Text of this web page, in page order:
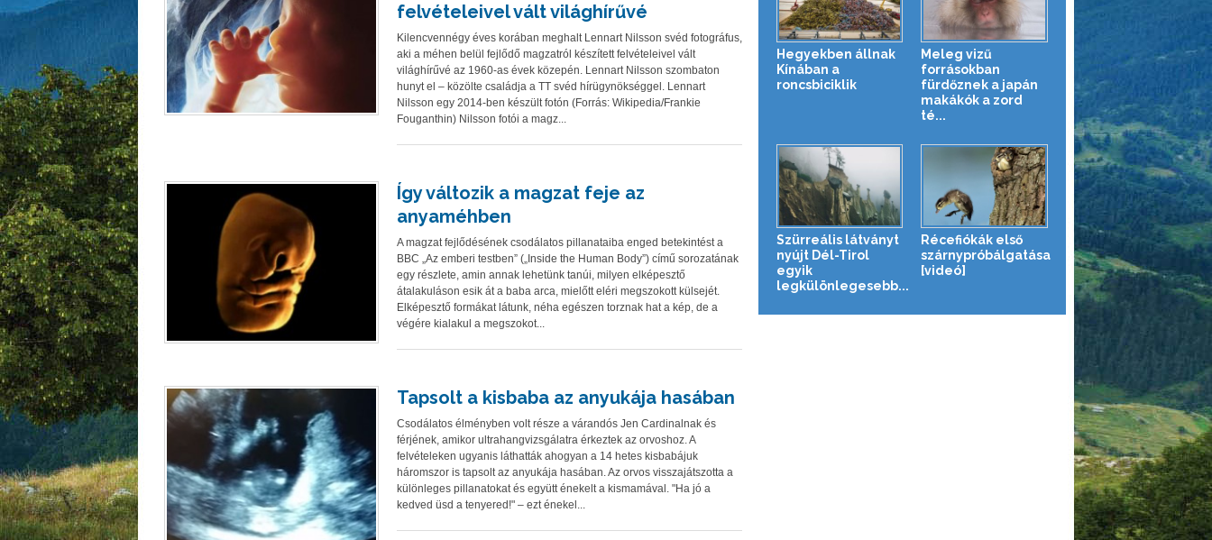
felvételeivel vált világhírűvé
Kilencvennégy éves korában meghalt Lennart Nilsson svéd fotográfus,
aki a méhen belül fejlődő magzatról készített felvételeivel vált
világhírűvé az 1960-as évek közepén. Lennart Nilsson szombaton
hunyt el – közölte családja a TT svéd hírügynökséggel. Lennart
Nilsson egy 2014-ben készült fotón (Forrás: Wikipedia/Frankie
Fouganthin) Nilsson fotói a magz...
Így változik a magzat feje az
anyaméhben
A magzat fejlődésének csodálatos pillanataiba enged betekintést a
BBC „Az emberi testben” („Inside the Human Body”) című sorozatának
egy részlete, amin annak lehetünk tanúi, milyen elképesztő
átalakuláson esik át a baba arca, mielőtt eléri megszokott külsejét.
Elképesztő formákat látunk, néha egészen torznak hat a kép, de a
végére kialakul a megszokot...
Tapsolt a kisbaba az anyukája hasában
Csodálatos élményben volt része a várandós Jen Cardinalnak és
férjének, amikor ultrahangvizsgálatra érkeztek az orvoshoz. A
felvételeken ugyanis láthatták ahogyan a 14 hetes kisbabájuk
háromszor is tapsolt az anyukája hasában. Az orvos visszajátszotta a
különleges pillanatokat és együtt énekelt a kismamával. "Ha jó a
kedved üsd a tenyered!" – ezt énekel...
Hegyekben állnak
Kínában a
roncsbiciklik
Meleg vizű
forrásokban
fürdőznek a japán
makákók a zord
té...
Szürreális látványt
nyújt Dél-Tirol
egyik
legkülönlegesebb...
Récefiókák első
szárnypróbálgatása
[videó]